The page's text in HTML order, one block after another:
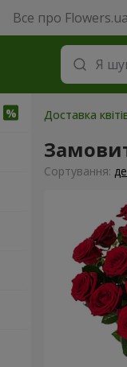
Все про Flowers.ua
Доставка
Сортування: